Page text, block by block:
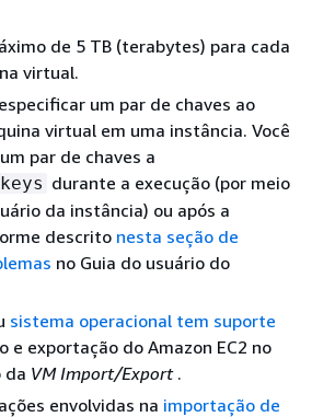
de 5 TB (terabytes) para cada
virtual.
um par de chaves ao
virtual em uma instância. Você
par de chaves a
durante a execução (por meio
da instância) ou após a
descrito nesta seção de
no Guia do usuário do
sistema operacional tem suporte
e exportação do Amazon EC2 no
da VM Import/Export .
envolvidas na importação de